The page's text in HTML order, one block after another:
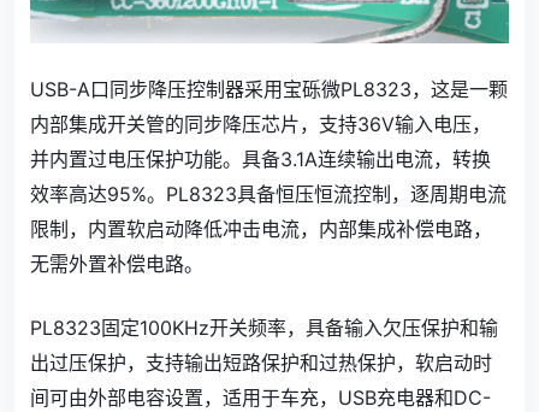
USB-A口同步降压控制器采用宝砾微PL8323，这是一颗
内部集成开关管的同步降压芯片，支持36V输入电压，
并内置过电压保护功能。具备3.1A连续输出电流，转换
效率高达95%。PL8323具备恒压恒流控制，逐周期电流
限制，内置软启动降低冲击电流，内部集成补偿电路，
无需外置补偿电路。
PL8323固定100KHz开关频率，具备输入欠压保护和输
出过压保护，支持输出短路保护和过热保护，软启动时
间可由外部电容设置，适用于车充，USB充电器和DC-